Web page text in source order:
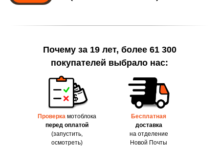
Почему за 19 лет, более 61 300
покупателей выбрало нас:
Проверка мотоблока
перед оплатой
(запустить,
осмотреть)
Бесплатная
доставка
на отделение
Новой Почты